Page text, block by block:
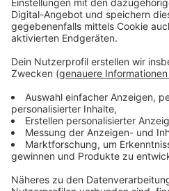
Bocholter Energie- und
Stadtwerke Borken Emergy
Westmünsterland. Diese
Einschränkungen in der
führen.
AmFreitagwird der Streik
ausgeweitet. Die
wird bestreikt.In den Kreisen
Warendorf fallen die Busse
Bei uns im Kreis Borken wird